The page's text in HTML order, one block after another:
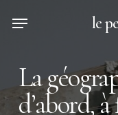
content
le
Menu
La
d’abord,